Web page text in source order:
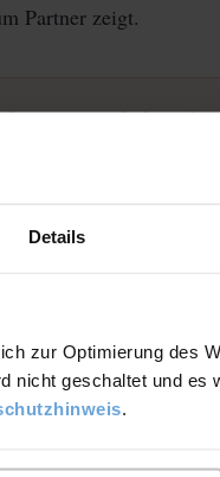
Details
zur Optimierung des
nicht geschaltet und es
.
Partner zeigt.
möglich sind.
Es gibt also noch
ob sie ihren